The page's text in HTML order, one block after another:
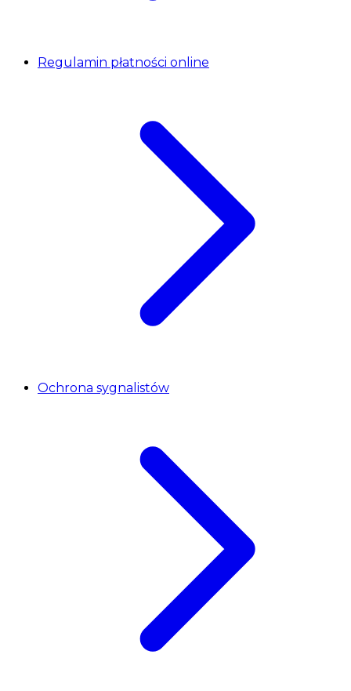
Regulamin płatności online
Ochrona sygnalistów